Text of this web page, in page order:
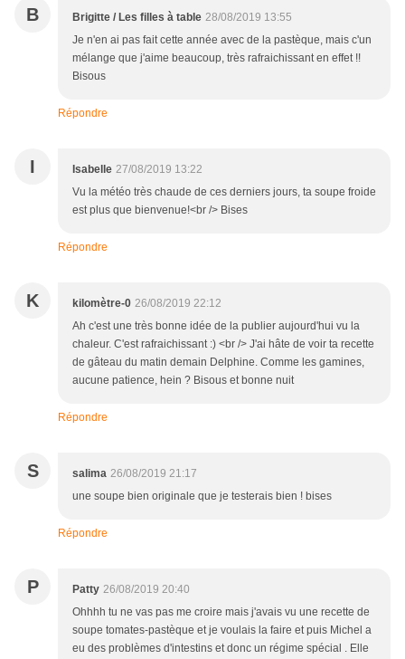
B Brigitte / Les filles à table 28/08/2019 13:55
Je n'en ai pas fait cette année avec de la pastèque, mais c'un
mélange que j'aime beaucoup, très rafraichissant en effet !!
Bisous
Répondre
I Isabelle 27/08/2019 13:22
Vu la météo très chaude de ces derniers jours, ta soupe froide
est plus que bienvenue!<br /> Bises
Répondre
K kilomètre-0 26/08/2019 22:12
Ah c'est une très bonne idée de la publier aujourd'hui vu la
chaleur. C'est rafraichissant :) <br /> J'ai hâte de voir ta recette
de gâteau du matin demain Delphine. Comme les gamines,
aucune patience, hein ? Bisous et bonne nuit
Répondre
S salima 26/08/2019 21:17
une soupe bien originale que je testerais bien ! bises
Répondre
P Patty 26/08/2019 20:40
Ohhhh tu ne vas pas me croire mais j'avais vu une recette de
soupe tomates-pastèque et je voulais la faire et puis Michel a
eu des problèmes d'intestins et donc un régime spécial . Elle